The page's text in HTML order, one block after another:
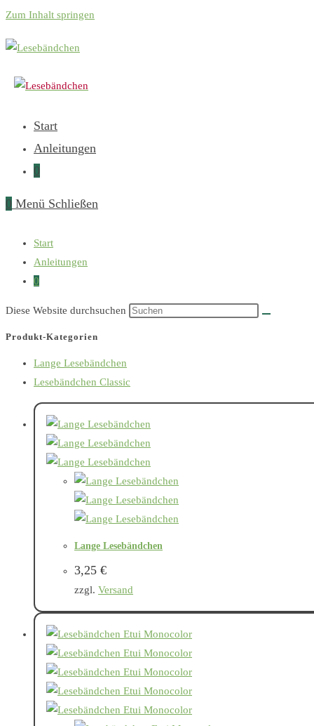
Zum Inhalt springen
Start
Anleitungen
0
0 Menü Schließen
Start
Anleitungen
0
Diese Website durchsuchen
Produkt-Kategorien
Lange Lesebändchen
Lesebändchen Classic
Lange Lesebändchen
3,25 €
zzgl. Versand